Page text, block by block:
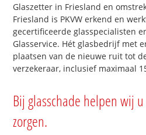
Glaszetter in Friesland en
Friesland is PKVW erkend en
gecertificeerde glasspecialisten
Glasservice. Hét glasbedrijf met
plaatsen van de nieuwe ruit tot
verzekeraar, inclusief maximaal
Bij glasschade helpen wij
zorgen.